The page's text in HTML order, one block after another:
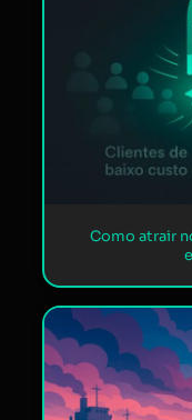
Como atrair